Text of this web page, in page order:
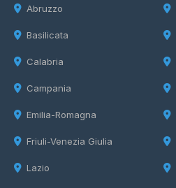
Abruzzo
Basilicata
Calabria
Campania
Emilia-Romagna
Friuli-Venezia Giulia
Lazio